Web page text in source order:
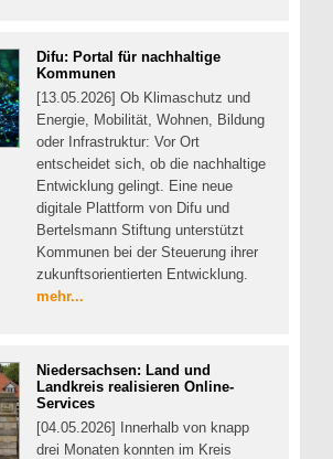
Difu: Portal für nachhaltige
Kommunen
[13.05.2026] Ob Klimaschutz und
Energie, Mobilität, Wohnen, Bildung
oder Infrastruktur: Vor Ort
entscheidet sich, ob die nachhaltige
Entwicklung gelingt. Eine neue
digitale Plattform von Difu und
Bertelsmann Stiftung unterstützt
Kommunen bei der Steuerung ihrer
zukunftsorientierten Entwicklung.
mehr...
Niedersachsen: Land und
Landkreis realisieren Online-
Services
[04.05.2026] Innerhalb von knapp
drei Monaten konnten im Kreis